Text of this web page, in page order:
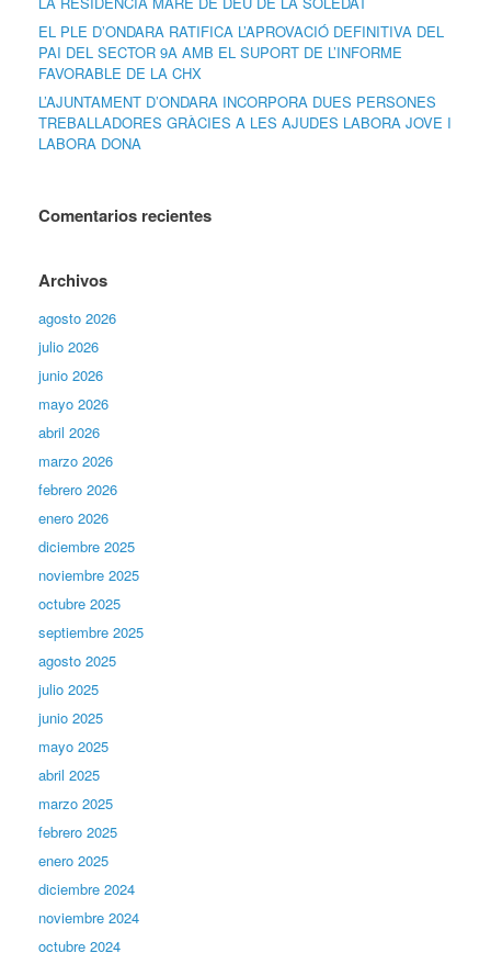
EL PLE D’ONDARA RATIFICA L’APROVACIÓ DEFINITIVA DEL
PAI DEL SECTOR 9A AMB EL SUPORT DE L’INFORME
FAVORABLE DE LA CHX
L’AJUNTAMENT D’ONDARA INCORPORA DUES PERSONES
TREBALLADORES GRÀCIES A LES AJUDES LABORA JOVE I
LABORA DONA
Comentarios recientes
Archivos
agosto 2026
julio 2026
junio 2026
mayo 2026
abril 2026
marzo 2026
febrero 2026
enero 2026
diciembre 2025
noviembre 2025
octubre 2025
septiembre 2025
agosto 2025
julio 2025
junio 2025
mayo 2025
abril 2025
marzo 2025
febrero 2025
enero 2025
diciembre 2024
noviembre 2024
octubre 2024